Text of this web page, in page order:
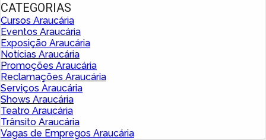
CATEGORIAS
Cursos Araucária
Eventos Araucária
Exposição Araucária
Notícias Araucária
Promoções Araucária
Reclamações Araucária
Serviços Araucária
Shows Araucária
Teatro Araucária
Trânsito Araucária
Vagas de Empregos Araucária